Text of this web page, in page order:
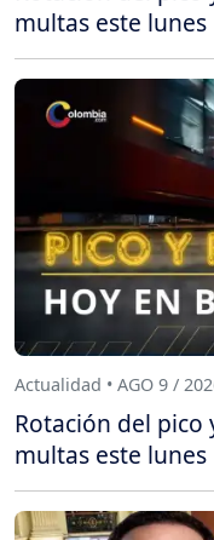
multas este lunes
Actualidad • AGO 9 /
Rotación del pico
multas este lunes